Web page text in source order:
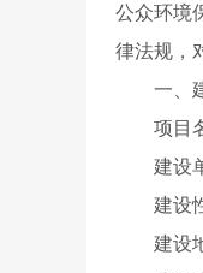
公众环境
律法规，
一、建
项目名
建设单
建设性
建设地